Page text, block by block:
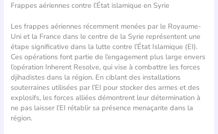
Frappes aériennes contre l’État islamique en Syrie
Les frappes aériennes récemment menées par le Royaume-
Uni et la France dans le centre de la Syrie représentent une
étape significative dans la lutte contre l’État Islamique (EI).
Ces opérations font partie de l’engagement plus large envers
l’opération Inherent Resolve, qui vise à combattre les forces
djihadistes dans la région. En ciblant des installations
souterraines utilisées par l’EI pour stocker des armes et des
explosifs, les forces alliées démontrent leur détermination à
ne pas laisser l’EI rétablir sa présence menaçante dans la
région.